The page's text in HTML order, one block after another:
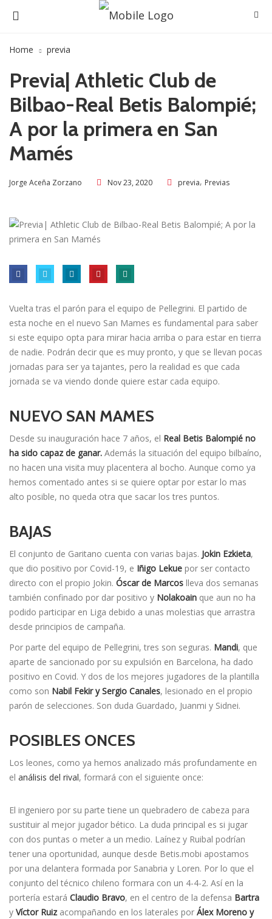
Home previa
Previa| Athletic Club de
Bilbao-Real Betis Balompié;
A por la primera en San
Mamés
Jorge Aceña Zorzano Nov 23, 2020 previa, Previas
Vuelta tras el parón para el equipo de Pellegrini. El partido de
esta noche en el nuevo San Mames es fundamental para saber
si este equipo opta para mirar hacia arriba o para estar en tierra
de nadie. Podrán decir que es muy pronto, y que se llevan pocas
jornadas para ser ya tajantes, pero la realidad es que cada
jornada se va viendo donde quiere estar cada equipo.
NUEVO SAN MAMES
Desde su inauguración hace 7 años, el Real Betis Balompié no
ha sido capaz de ganar. Además la situación del equipo bilbaíno,
no hacen una visita muy placentera al bocho. Aunque como ya
hemos comentado antes si se quiere optar por estar lo mas
alto posible, no queda otra que sacar los tres puntos.
BAJAS
El conjunto de Garitano cuenta con varias bajas. Jokin Ezkieta,
que dio positivo por Covid-19, e Iñigo Lekue por ser contacto
directo con el propio Jokin. Óscar de Marcos lleva dos semanas
también confinado por dar positivo y Nolakoain que aun no ha
podido participar en Liga debido a unas molestias que arrastra
desde principios de campaña.
Por parte del equipo de Pellegrini, tres son seguras. Mandi, que
aparte de sancionado por su expulsión en Barcelona, ha dado
positivo en Covid. Y dos de los mejores jugadores de la plantilla
como son Nabil Fekir y Sergio Canales, lesionado en el propio
parón de selecciones. Son duda Guardado, Juanmi y Sidnei.
POSIBLES ONCES
Los leones, como ya hemos analizado más profundamente en
el análisis del rival, formará con el siguiente once:
El ingeniero por su parte tiene un quebradero de cabeza para
sustituir al mejor jugador bético. La duda principal es si jugar
con dos puntas o meter a un medio. Laínez y Ruibal podrían
tener una oportunidad, aunque desde Betis.mobi apostamos
por una delantera formada por Sanabria y Loren. Por lo que el
conjunto del técnico chileno formara con un 4-4-2. Así en la
portería estará Claudio Bravo, en el centro de la defensa Bartra
y Víctor Ruizacompañando en los laterales por Álex Moreno y